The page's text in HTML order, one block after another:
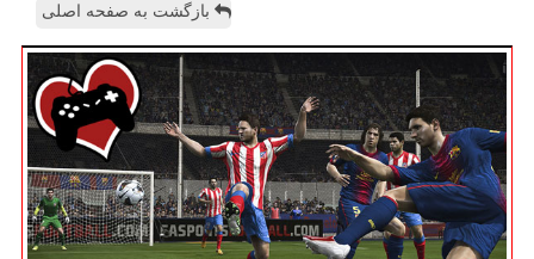
بازگشت به صفحه اصلی